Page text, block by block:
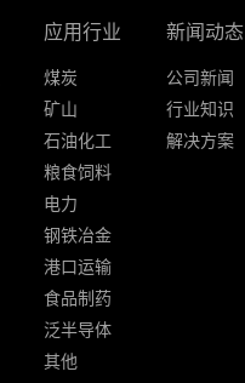
应用行业
煤炭
矿山
石油化工
粮食饲料
电力
钢铁冶金
港口运输
食品制药
泛半导体
其他
新闻动态
公司新闻
行业知识
解决方案